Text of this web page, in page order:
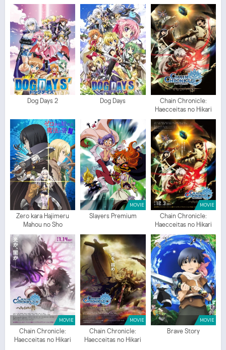
Dog Days 2 Dog Days
Chain Chronicle:
Haecceitas no Hikari
Zero kara Hajimeru
Mahou no Sho
MOVIE
Slayers Premium
MOVIE
Chain Chronicle:
Haecceitas no Hikari
Part 1
MOVIE
Chain Chronicle:
Haecceitas no Hikari
MOVIE
Chain Chronicle:
Haecceitas no Hikari
MOVIE
Brave Story